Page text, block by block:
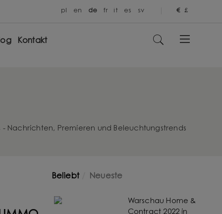
€ £
pl en de fr it es sv
Kontakt
- Nachrichten, Premieren und Beleuchtungstrends
Beliebt Neueste
Warschau Home &
Contract 2022 in